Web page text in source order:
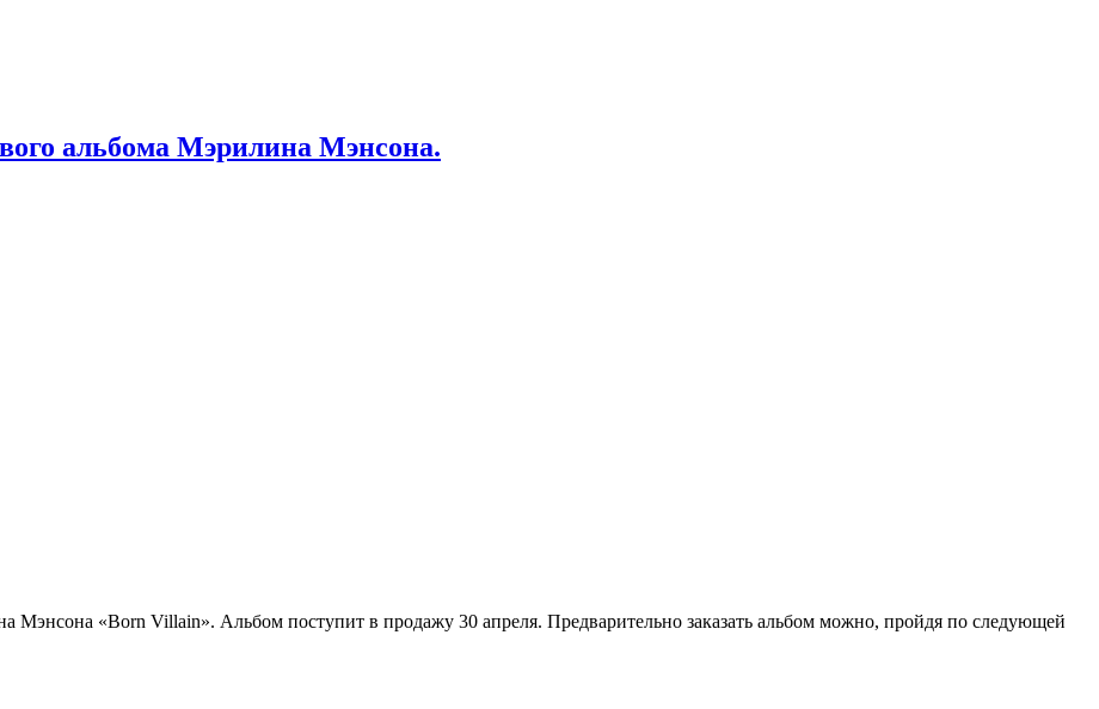
альбома Мэрилина Мэнсона.
Мэнсона «Born Villain». Альбом поступит в продажу 30 апреля. Предварительно заказать альбом можно, пройдя по следующей